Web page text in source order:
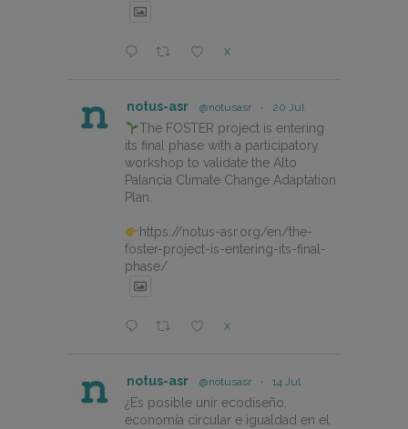
X
notus-asr @notusasr · 20 Jul
The FOSTER project is entering
its final phase with a participatory
workshop to validate the Alto
Palancia Climate Change Adaptation
Plan.
https://notus-asr.org/en/the-
foster-project-is-entering-its-final-
phase/
X
notus-asr @notusasr · 14 Jul
¿Es posible unir ecodiseño,
economía circular e igualdad en el